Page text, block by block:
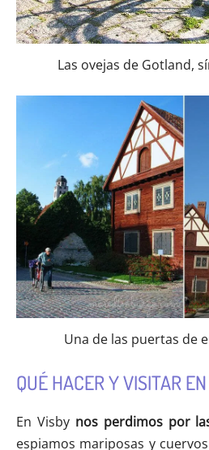
Las ovejas de Gotland,
Una de las puertas de
QUÉ HACER Y VISITAR
En Visby nos perdimos por
espiamos mariposas y